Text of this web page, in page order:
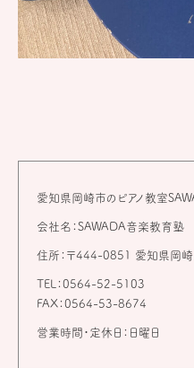
愛知県岡崎市のピアノ教室
会社名：SAWADA音楽教育塾
住所：〒444-0851 愛知県岡
TEL：0564-52-5103
FAX：0564-53-8674
営業時間・定休日：日曜日